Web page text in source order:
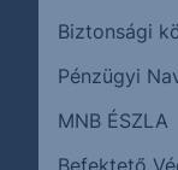
Biztonsági
Pénzügyi
MNB ÉSZLA
Befektető